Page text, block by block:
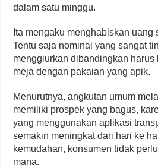
dalam satu minggu.
Ita mengaku menghabiskan uang
Tentu saja nominal yang sangat
menggiurkan dibandingkan harus
meja dengan pakaian yang apik.
Menurutnya, angkutan umum
memiliki prospek yang bagus,
yang menggunakan aplikasi
semakin meningkat dari hari ke
kemudahan, konsumen tidak
mana.